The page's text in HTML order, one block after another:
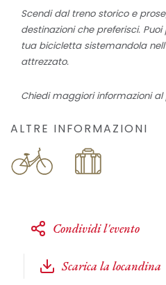
Scendi dal treno storico e
destinazioni che preferisci.
tua bicicletta sistemandola
attrezzato.
Chiedi maggiori informazioni al
ALTRE INFORMAZIONI
Condividi l'evento
Scarica la locandina